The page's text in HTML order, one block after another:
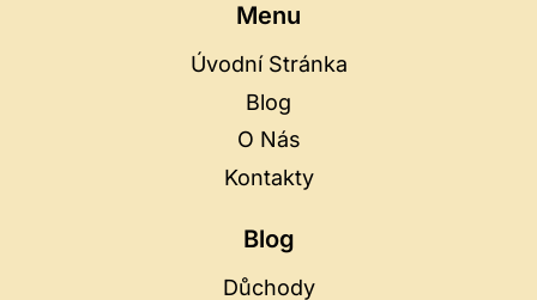
Menu
Úvodní Stránka
Blog
O Nás
Kontakty
Blog
Důchody